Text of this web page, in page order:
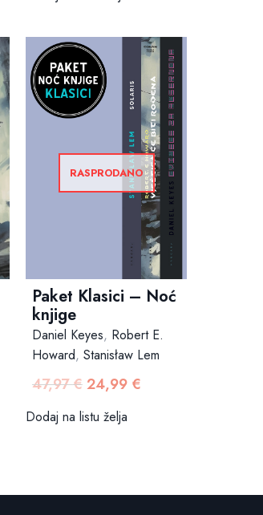
RASPRODANO
Paket Klasici – Noć
knjige
Daniel Keyes, Robert E.
Howard, Stanisław Lem
47,97€ Izvorna
bila
24,99 €Trenutna
Dodaj na listu želja